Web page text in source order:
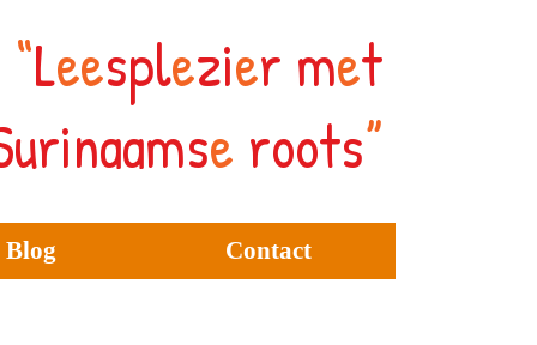
“Leesplezier met
e roots”
Blog Contact